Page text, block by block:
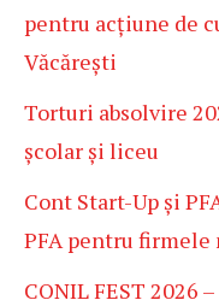
pentru acțiune de
Văcărești
Torturi absolvire
școlar și liceu
Cont Start-Up și
PFA pentru
CONIL FEST 2026